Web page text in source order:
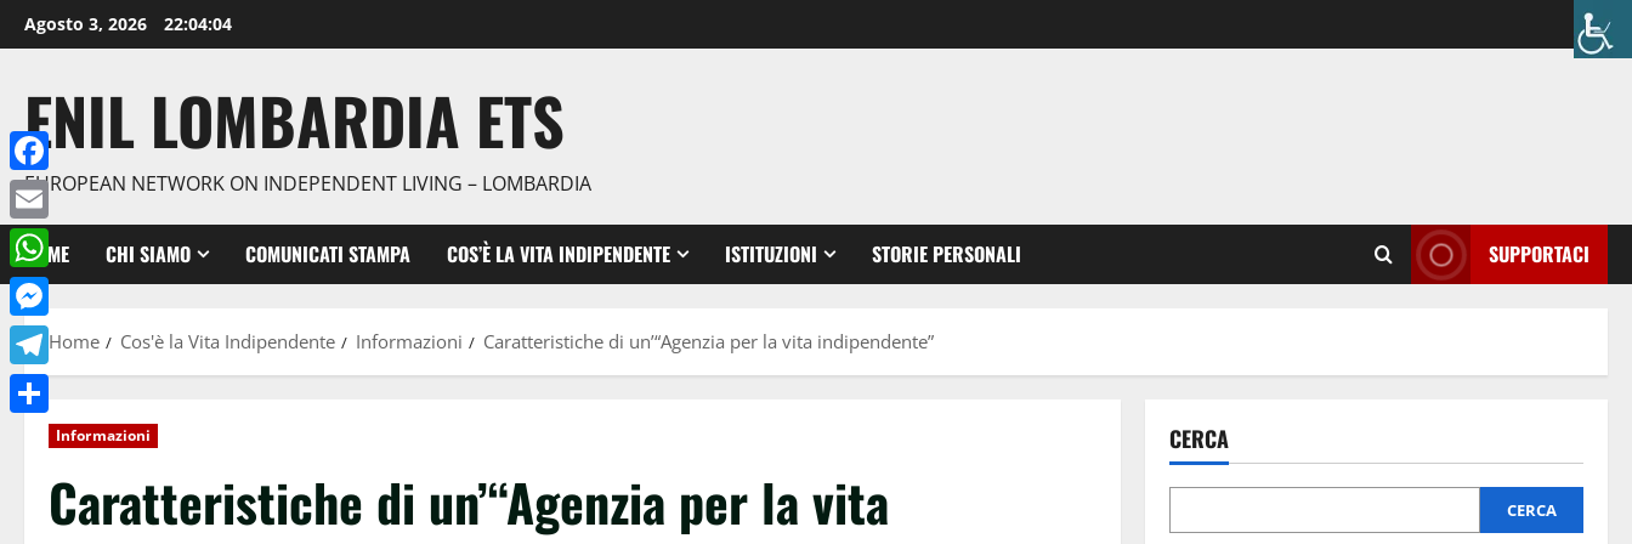
Agosto 3, 2026 22:04:05
ENIL LOMBARDIA ETS
EUROPEAN NETWORK ON INDEPENDENT LIVING – LOMBARDIA
HOME CHI SIAMO COMUNICATI STAMPA COS’È LA VITA INDIPENDENTE ISTITUZIONI STORIE PERSONALI SUPPORTACI
Home Cos'è la Vita Indipendente Informazioni Caratteristiche di un’“Agenzia per la vita indipendente”
Informazioni
Caratteristiche di un’“Agenzia per la vita
CERCA
CERCA
Facebook
Email
WhatsApp
Messenger
Telegram
Condividi